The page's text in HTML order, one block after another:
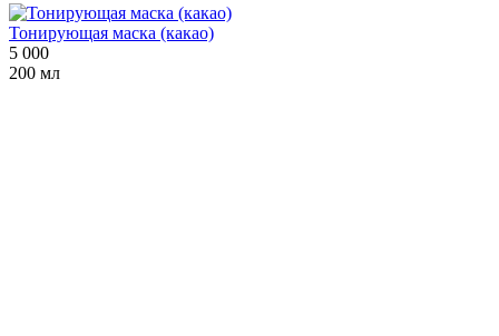
Тонирующая маска (какао)
5 000
200 мл